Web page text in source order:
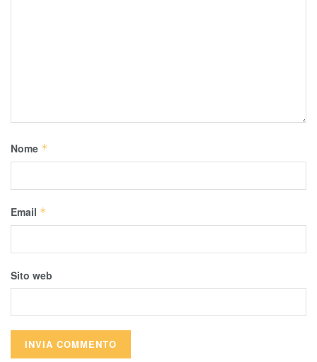
Nome *
Email *
Sito web